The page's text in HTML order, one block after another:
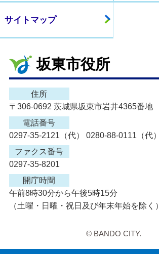
サイトマップ
坂東市役所
住所
〒306-0692 茨城県坂東市岩井4365番地
電話番号
0297-35-2121（代） 0280-88-0111（代）
ファクス番号
0297-35-8201
開庁時間
午前8時30分から午後5時15分
（土曜・日曜・祝日及び年末年始を除く）
© BANDO CITY.